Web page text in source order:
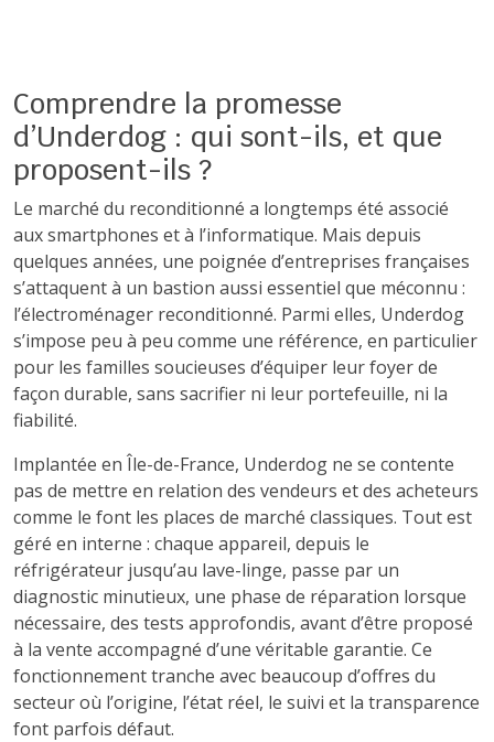
Comprendre la promesse
d’Underdog : qui sont-ils, et que
proposent-ils ?
Le marché du reconditionné a longtemps été associé
aux smartphones et à l’informatique. Mais depuis
quelques années, une poignée d’entreprises françaises
s’attaquent à un bastion aussi essentiel que méconnu :
l’électroménager reconditionné. Parmi elles, Underdog
s’impose peu à peu comme une référence, en particulier
pour les familles soucieuses d’équiper leur foyer de
façon durable, sans sacrifier ni leur portefeuille, ni la
fiabilité.
Implantée en Île-de-France, Underdog ne se contente
pas de mettre en relation des vendeurs et des acheteurs
comme le font les places de marché classiques. Tout est
géré en interne : chaque appareil, depuis le
réfrigérateur jusqu’au lave-linge, passe par un
diagnostic minutieux, une phase de réparation lorsque
nécessaire, des tests approfondis, avant d’être proposé
à la vente accompagné d’une véritable garantie. Ce
fonctionnement tranche avec beaucoup d’offres du
secteur où l’origine, l’état réel, le suivi et la transparence
font parfois défaut.